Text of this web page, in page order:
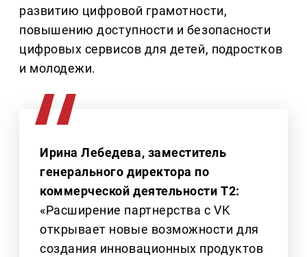
развитию цифровой грамотности,
повышению доступности и безопасности
цифровых сервисов для детей, подростков
и молодежи.
Ирина Лебедева, заместитель
генерального директора по
коммерческой деятельности T2:
«Расширение партнерства с VK
открывает новые возможности для
создания инновационных продуктов